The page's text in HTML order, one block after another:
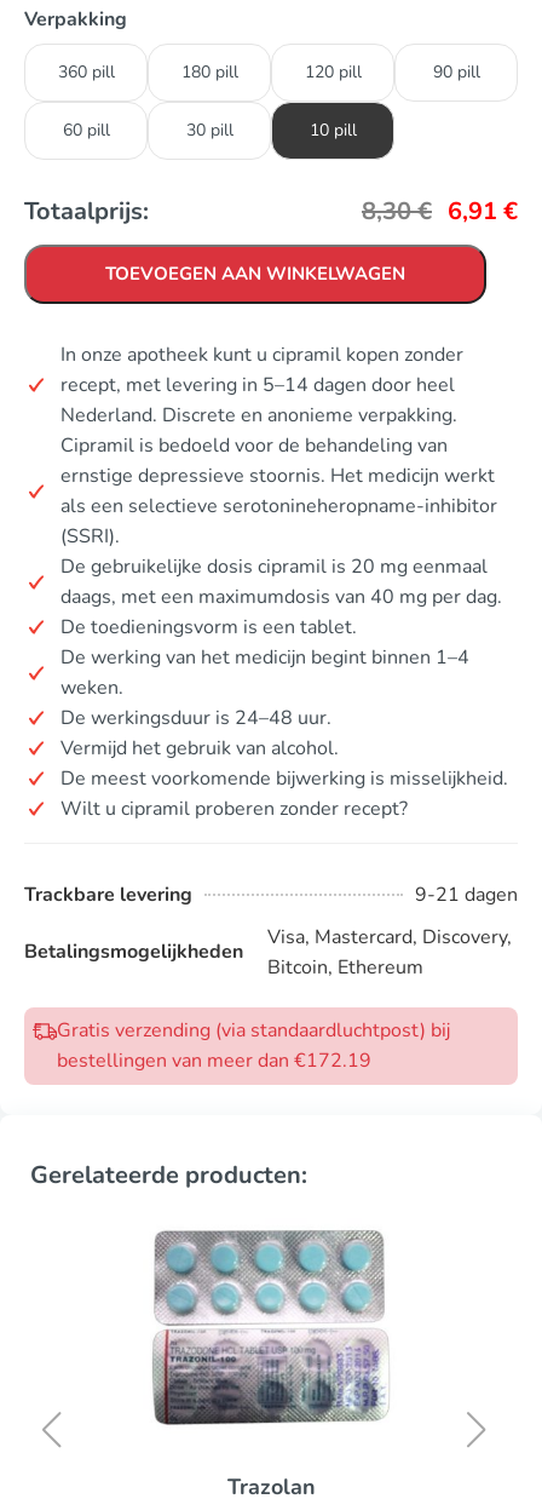
Verpakking
360 pill 180 pill 120 pill 90 pill
60 pill 30 pill 10 pill
Totaalprijs: 8,30€ 6,91 €
TOEVOEGEN AAN WINKELWAGEN
In onze apotheek kunt u cipramil kopen zonder
recept, met levering in 5–14 dagen door heel
Nederland. Discrete en anonieme verpakking.
Cipramil is bedoeld voor de behandeling van
ernstige depressieve stoornis. Het medicijn werkt
als een selectieve serotonineheropname-inhibitor
(SSRI).
De gebruikelijke dosis cipramil is 20 mg eenmaal
daags, met een maximumdosis van 40 mg per dag.
De toedieningsvorm is een tablet.
De werking van het medicijn begint binnen 1–4
weken.
De werkingsduur is 24–48 uur.
Vermijd het gebruik van alcohol.
De meest voorkomende bijwerking is misselijkheid.
Wilt u cipramil proberen zonder recept?
Trackbare levering 9-21 dagen
Betalingsmogelijkheden
Visa, Mastercard, Discovery,
Bitcoin, Ethereum
Gratis verzending (via standaardluchtpost) bij
bestellingen van meer dan €172.19
Gerelateerde producten:
Trazolan